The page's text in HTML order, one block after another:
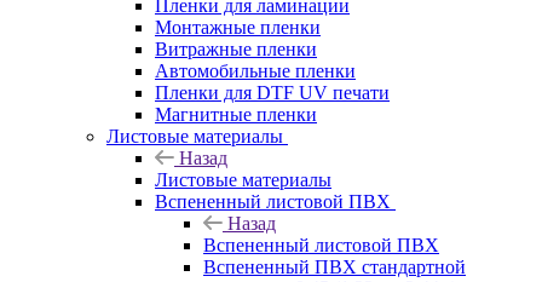
Пленки для ламинации
Монтажные пленки
Витражные пленки
Автомобильные пленки
Пленки для DTF UV печати
Магнитные пленки
Листовые материалы
Назад
Листовые материалы
Вспененный листовой ПВХ
Назад
Вспененный листовой ПВХ
Вспененный ПВХ стандартной